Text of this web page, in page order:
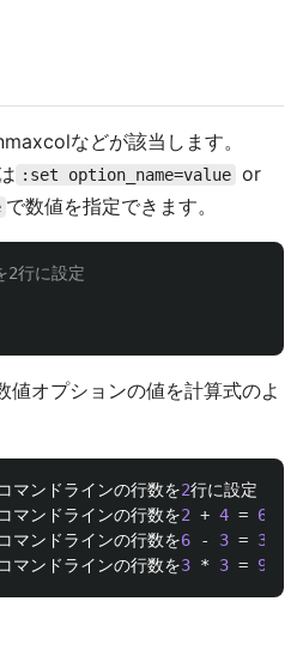
などが該当します。
:set option_name=value or
で数値を指定できます。
2行に設定
オプションの値を計算式のよ
マンドラインの行数を
2
マンドラインの行数を2 + 4 = 6
マンドラインの行数を6 - 3 = 3
マンドラインの行数を3 * 3 = 9